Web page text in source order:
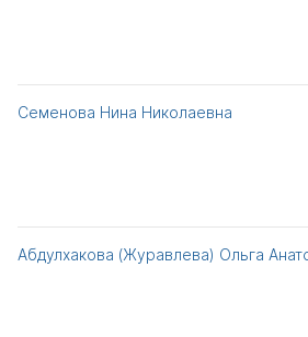
Семенова Нина Николаевна
Абдулхакова (Журавлева) Ольга